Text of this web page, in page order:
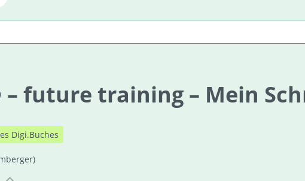
future training – Mein
Digi.Buches